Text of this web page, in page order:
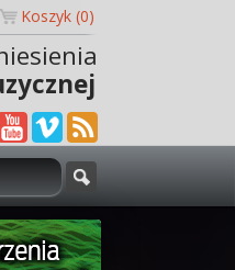
Koszyk (0)